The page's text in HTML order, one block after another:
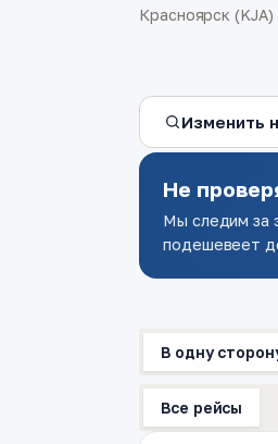
Красноярск
Изменить
Не
Мы следим за
подешевеет
В одну
Все рейсы